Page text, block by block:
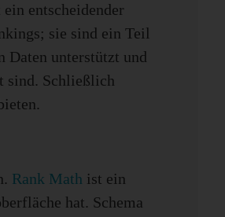
entscheidender
sie sind ein Teil
Daten unterstützt und
sind. Schließlich
Rank Math ist ein
hat. Schema